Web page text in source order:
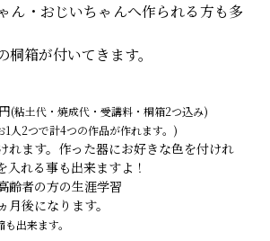
ん・おじいちゃんへ作られる方も多
箱が付いてきます。
(粘土代・焼成代・受講料・桐箱2つ込み)
1人2つで計4つの作品が作れます。)
れます。作った器にお好きな色を付けれ
入れる事も出来ますよ！
齢者の方の生涯学習
後になります。
出来ます。